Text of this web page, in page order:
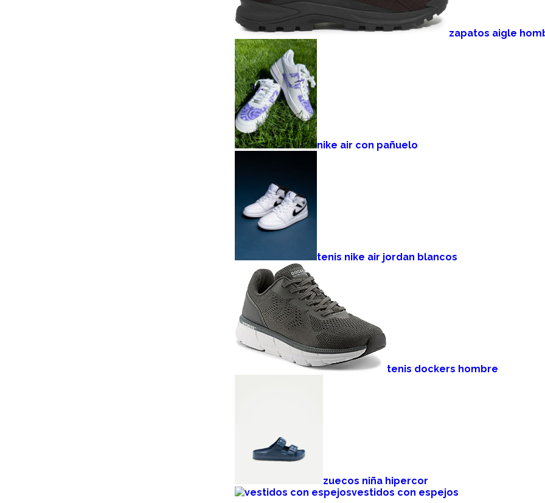
zapatos aigle
nike air con pañuelo
tenis nike air jordan blancos
tenis dockers hombre
zuecos niña hipercor
vestidos con espejos